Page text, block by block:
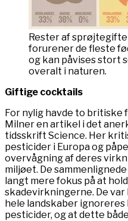
Rester af sprøjtegifte
forurener de fleste
og kan påvises stort
overalt i naturen.
Giftige cocktails
For nylig havde to britiske
Milner en artikel i det
tidsskrift Science. Her
pesticider i Europa og
overvågning af deres
miljøet. De
langt mere fokus på at
skadevirkningerne. De var
hele landskaber
pesticider, og at dette